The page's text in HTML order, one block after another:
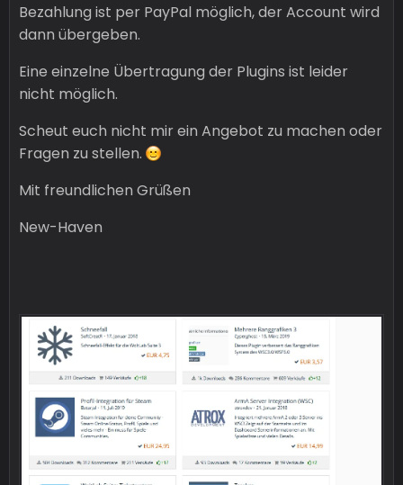
Bezahlung ist per PayPal möglich, der Account wird
dann übergeben.
Eine einzelne Übertragung der Plugins ist leider
nicht möglich.
Scheut euch nicht mir ein Angebot zu machen oder
Fragen zu stellen.
Mit freundlichen Grüßen
New-Haven